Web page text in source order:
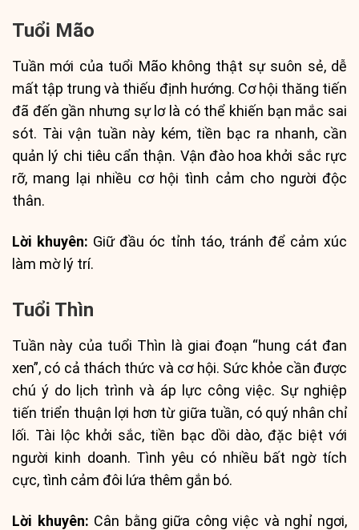
Tuổi Mão
Tuần mới của tuổi Mão không thật sự suôn sẻ, dễ
mất tập trung và thiếu định hướng. Cơ hội thăng tiến
đã đến gần nhưng sự lơ là có thể khiến bạn mắc sai
sót. Tài vận tuần này kém, tiền bạc ra nhanh, cần
quản lý chi tiêu cẩn thận. Vận đào hoa khởi sắc rực
rỡ, mang lại nhiều cơ hội tình cảm cho người độc
thân.
Lời khuyên: Giữ đầu óc tỉnh táo, tránh để cảm xúc
làm mờ lý trí.
Tuổi Thìn
Tuần này của tuổi Thìn là giai đoạn “hung cát đan
xen”, có cả thách thức và cơ hội. Sức khỏe cần được
chú ý do lịch trình và áp lực công việc. Sự nghiệp
tiến triển thuận lợi hơn từ giữa tuần, có quý nhân chỉ
lối. Tài lộc khởi sắc, tiền bạc dồi dào, đặc biệt với
người kinh doanh. Tình yêu có nhiều bất ngờ tích
cực, tình cảm đôi lứa thêm gắn bó.
Lời khuyên: Cân bằng giữa công việc và nghỉ ngơi,